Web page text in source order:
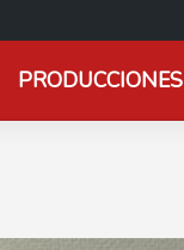
PRODUCCIONES